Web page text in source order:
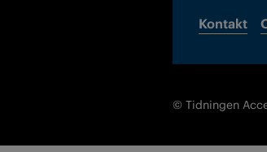
Kontakt
© Tidningen